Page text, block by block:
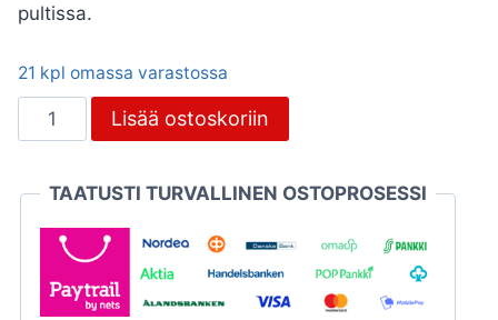
pultissa.
21 kpl omassa varastossa
Aluslevy
M9
Lisää ostoskoriin
TAATUSTI TURVALLINEN OSTOPROSESSI